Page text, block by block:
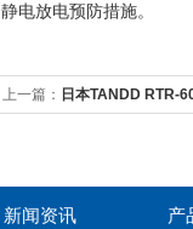
静电放电预防措施。
上一篇： 日本TANDD RTR-
新闻资讯 产